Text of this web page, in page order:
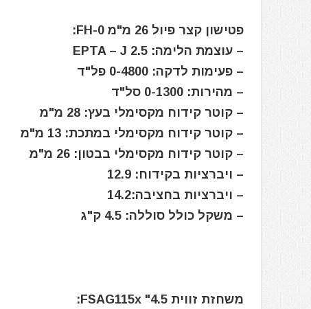
פטישון קצר פיול 26 מ"מ FH-0:
– עוצמת הלימה: EPTA – J 2.5
– פעימות לדקה: 0-4800 פל"ד
– מהירות: 0-1300 סל"ד
– קוטר קידוח מקסימלי בעץ: 28 מ"מ
– קוטר קידוח מקסימלי במתכת: 13 מ"מ
– קוטר קידוח מקסימלי בבטון: 26 מ"מ
– ויברציות בקידוח: 12.9
– ויברציות בחציבה:14.2
– משקל כולל סוללה: 4.5 ק"ג
משחזת זווית FSAG115x "4.5: